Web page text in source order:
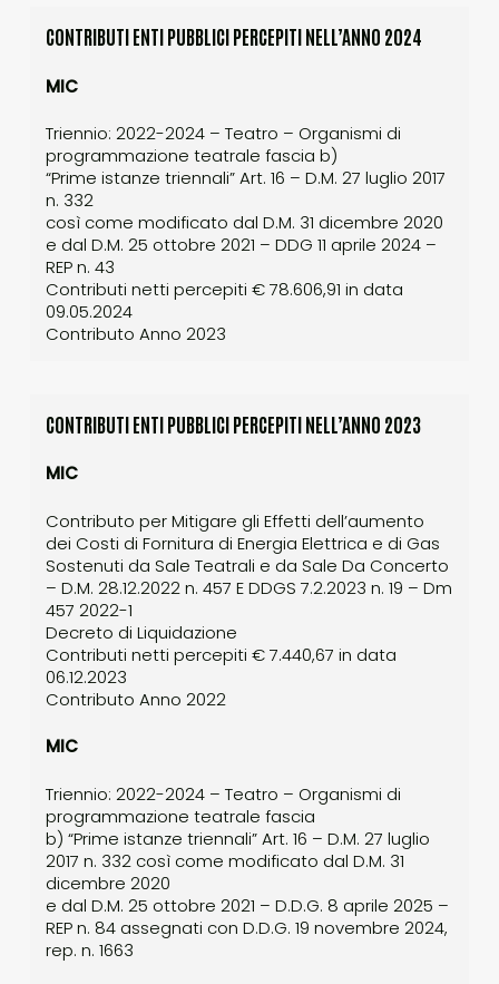
CONTRIBUTI ENTI PUBBLICI PERCEPITI NELL’ANNO 2024
MIC
Triennio: 2022-2024 – Teatro – Organismi di
programmazione teatrale fascia b)
“Prime istanze triennali” Art. 16 – D.M. 27 luglio 2017
n. 332
così come modificato dal D.M. 31 dicembre 2020
e dal D.M. 25 ottobre 2021 – DDG 11 aprile 2024 –
REP n. 43
Contributi netti percepiti € 78.606,91 in data
09.05.2024
Contributo Anno 2023
CONTRIBUTI ENTI PUBBLICI PERCEPITI NELL’ANNO 2023
MIC
Contributo per Mitigare gli Effetti dell’aumento
dei Costi di Fornitura di Energia Elettrica e di Gas
Sostenuti da Sale Teatrali e da Sale Da Concerto
– D.M. 28.12.2022 n. 457 E DDGS 7.2.2023 n. 19 – Dm
457 2022-1
Decreto di Liquidazione
Contributi netti percepiti € 7.440,67 in data
06.12.2023
Contributo Anno 2022
MIC
Triennio: 2022-2024 – Teatro – Organismi di
programmazione teatrale fascia
b) “Prime istanze triennali” Art. 16 – D.M. 27 luglio
2017 n. 332 così come modificato dal D.M. 31
dicembre 2020
e dal D.M. 25 ottobre 2021 – D.D.G. 8 aprile 2025 –
REP n. 84 assegnati con D.D.G. 19 novembre 2024,
rep. n. 1663